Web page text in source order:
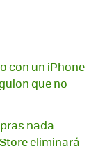
con un iPhone
que no
nada
eliminará